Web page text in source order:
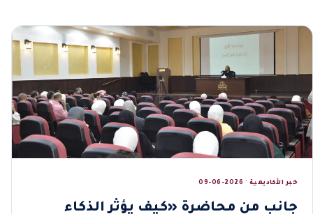
خبر الأكاديمية · 2026-06-09
جانب من محاضرة «كيف يؤثر الذكاء